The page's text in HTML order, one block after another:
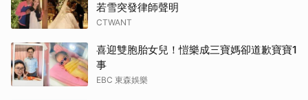
若雪突發律師聲明
CTWANT
喜迎雙胞胎女兒！愷樂成三寶媽卻道歉寶寶1
事
EBC 東森娛樂